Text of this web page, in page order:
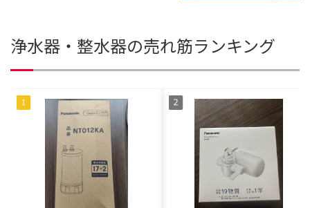
浄水器・整水器の売れ筋ランキング